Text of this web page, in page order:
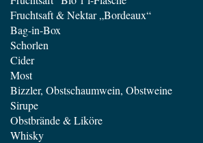
Fruchtsaft & Nektar „Bordeaux“
Bag-in-Box
Schorlen
Cider
Most
Bizzler, Obstschaumwein, Obstweine
Sirupe
Obstbrände & Liköre
Whisky